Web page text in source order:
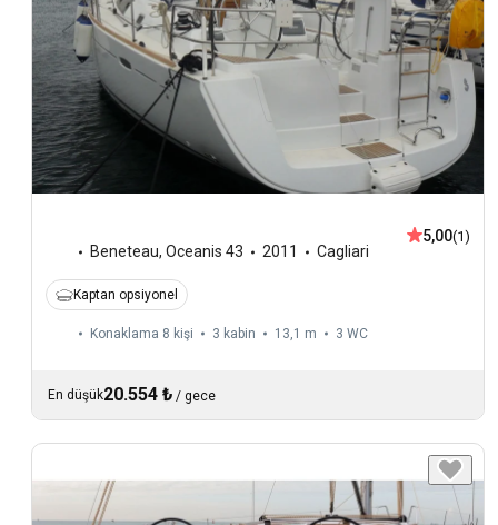
Beneteau, Oceanis 43 2011 Cagliari
5,00(1)
Kaptan opsiyonel
Konaklama 8 kişi 3 kabin 13,1 m 3 WC
En düşük20.554 ₺ / gece